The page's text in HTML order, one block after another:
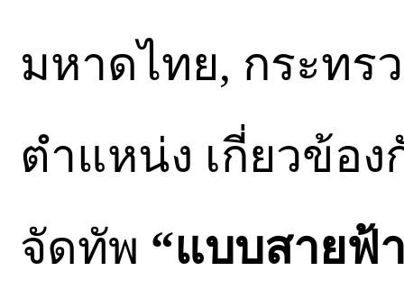
มหาดไทย, กระทร
ตำแหน่ง เกี่ยวข้อง
จัดทัพ “แบบสายฟ้